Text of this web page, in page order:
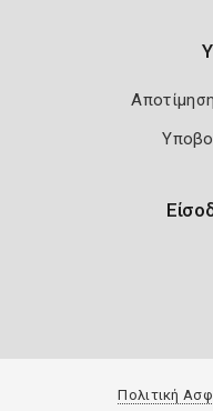
Πολιτική